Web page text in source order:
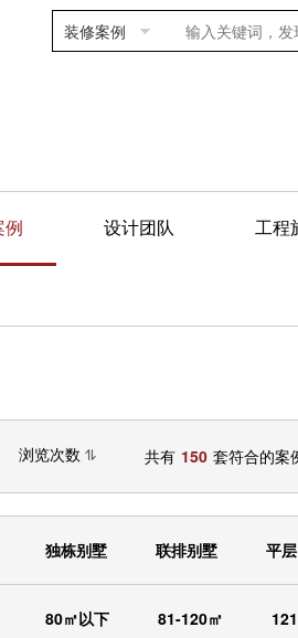
装修案例
例 设计团队 工程
浏览次数 共有 150 套符合的案
独栋别墅 联排别墅 平层
80㎡以下 81-120㎡